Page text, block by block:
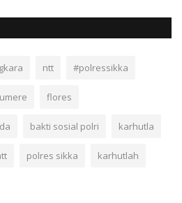
ntt #polressikka
flores
bakti sosial polri karhutla
polres sikka karhutlah